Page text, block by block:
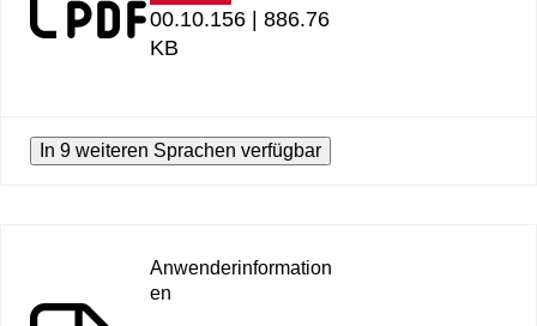
00.10.156 | 886.76
KB
In 9 weiteren Sprachen verfügbar
Anwenderinformation
en